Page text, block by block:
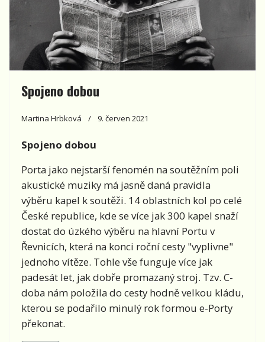
Spojeno dobou
Martina Hrbková 9. červen 2021
Spojeno dobou
Porta jako nejstarší fenomén na soutěžním poli
akustické muziky má jasně daná pravidla
výběru kapel k soutěži. 14 oblastních kol po celé
České republice, kde se více jak 300 kapel snaží
dostat do úzkého výběru na hlavní Portu v
Řevnicích, která na konci roční cesty "vyplivne"
jednoho vítěze. Tohle vše funguje více jak
padesát let, jak dobře promazaný stroj. Tzv. C-
doba nám položila do cesty hodně velkou kládu,
kterou se podařilo minulý rok formou e-Porty
překonat.